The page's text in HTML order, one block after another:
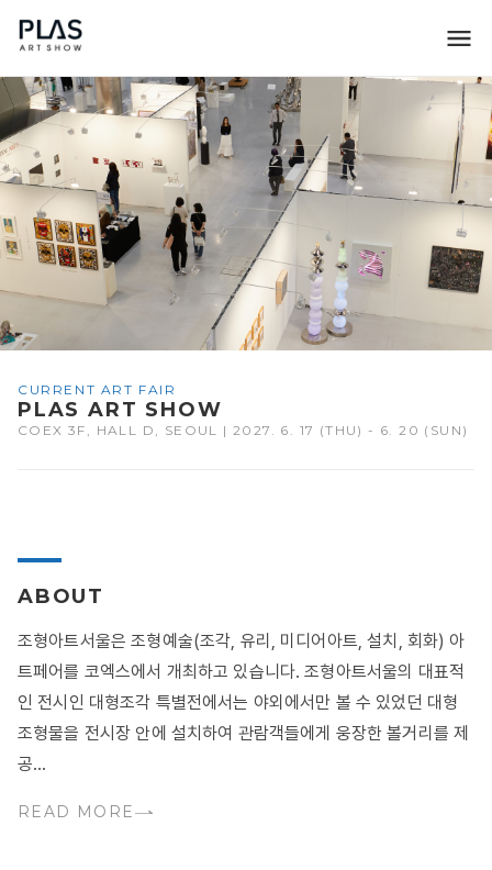
CURRENT ART FAIR
PLAS ART SHOW
COEX 3F, HALL D, SEOUL | 2027. 6. 17 (THU) - 6. 20 (SUN)
ABOUT
조형아트서울은 조형예술(조각, 유리, 미디어아트, 설치, 회화) 아
트페어를 코엑스에서 개최하고 있습니다. 조형아트서울의 대표적
인 전시인 대형조각 특별전에서는 야외에서만 볼 수 있었던 대형
조형물을 전시장 안에 설치하여 관람객들에게 웅장한 볼거리를 제
공...
READ MORE